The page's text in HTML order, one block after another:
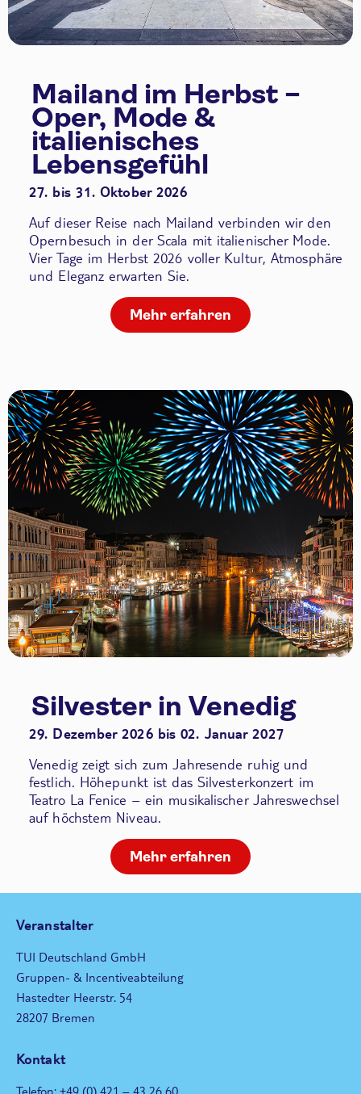
Mailand im Herbst –
Oper, Mode &
italienisches
Lebensgefühl
27. bis 31. Oktober 2026
Auf dieser Reise nach Mailand verbinden wir den
Opernbesuch in der Scala mit italienischer Mode.
Vier Tage im Herbst 2026 voller Kultur, Atmosphäre
und Eleganz erwarten Sie.
Mehr erfahren
Silvester in Venedig
29. Dezember 2026 bis 02. Januar 2027
Venedig zeigt sich zum Jahresende ruhig und
festlich. Höhepunkt ist das Silvesterkonzert im
Teatro La Fenice – ein musikalischer Jahreswechsel
auf höchstem Niveau.
Mehr erfahren
Veranstalter
TUI Deutschland GmbH
Gruppen- & Incentiveabteilung
Hastedter Heerstr. 54
28207 Bremen
Kontakt
Telefon: +49 (0) 421 – 43 26 60